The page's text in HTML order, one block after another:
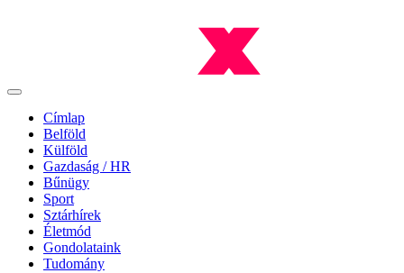
Címlap
Belföld
Külföld
Gazdaság / HR
Bűnügy
Sport
Sztárhírek
Életmód
Gondolataink
Tudomány